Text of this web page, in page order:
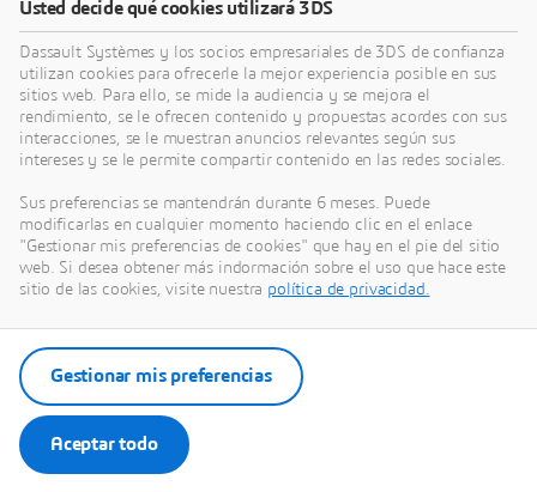
Usted decide qué cookies utilizará 3DS
Dassault Systèmes y los socios empresariales de 3DS de confianza
utilizan cookies para ofrecerle la mejor experiencia posible en sus
sitios web. Para ello, se mide la audiencia y se mejora el
rendimiento, se le ofrecen contenido y propuestas acordes con sus
interacciones, se le muestran anuncios relevantes según sus
intereses y se le permite compartir contenido en las redes sociales.
Sus preferencias se mantendrán durante 6 meses. Puede
modificarlas en cualquier momento haciendo clic en el enlace
"Gestionar mis preferencias de cookies" que hay en el pie del sitio
web. Si desea obtener más indormación sobre el uso que hace este
sitio de las cookies, visite nuestra política de privacidad.
Aceptar todo
Gestionar mis preferencias